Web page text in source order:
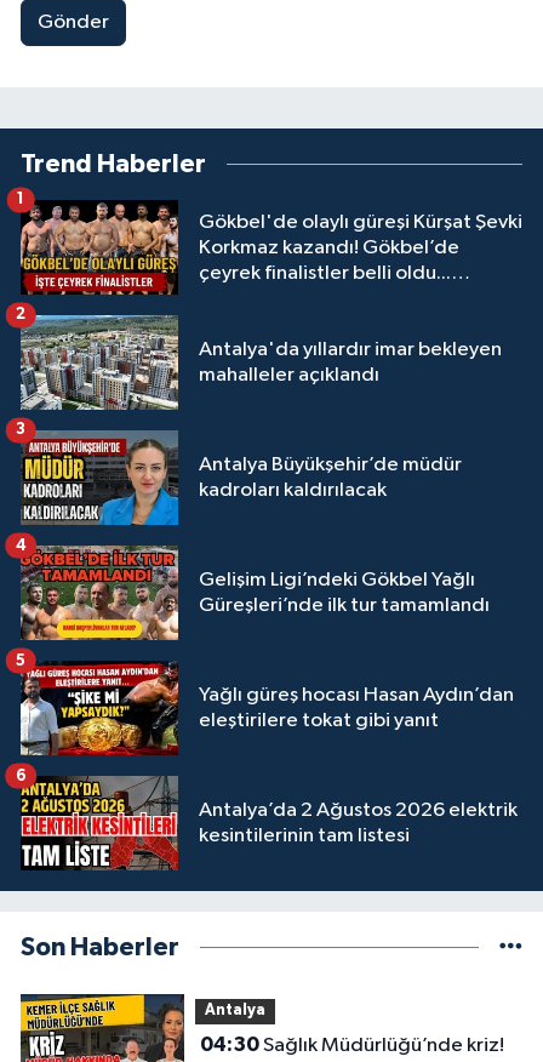
Gönder
Trend Haberler
Gökbel'de olaylı güreşi Kürşat Şevki
Korkmaz kazandı! Gökbel’de
çeyrek finalistler belli oldu...
Antalya'da yıllardır imar bekleyen
mahalleler açıklandı
2
Antalya Büyükşehir’de müdür
kadroları kaldırılacak
3
Gelişim Ligi’ndeki Gökbel Yağlı
Güreşleri’nde ilk tur tamamlandı
4
Yağlı güreş hocası Hasan Aydın’dan
eleştirilere tokat gibi yanıt
5
Antalya’da 2 Ağustos 2026 elektrik
kesintilerinin tam listesi
6
Son Haberler
Antalya
04:30Sağlık Müdürlüğü’nde kriz!